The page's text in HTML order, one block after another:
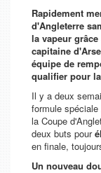
Rapidement
d'Angleterre
la vapeur
capitaine
équipe de
qualifier pour
Il y a deux
formule
la Coupe
deux buts pour
en finale,
Un nouveau